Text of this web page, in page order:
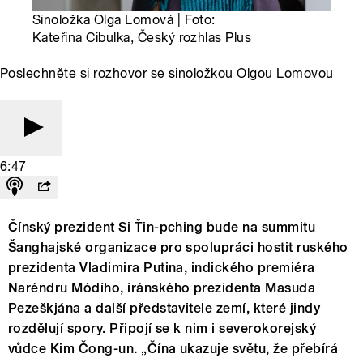
Sinoložka Olga Lomová | Foto:
Kateřina Cibulka, Český rozhlas Plus
Poslechněte si rozhovor se sinoložkou Olgou Lomovou
6:47
Čínský prezident Si Ťin-pching bude na summitu
Šanghajské organizace pro spolupráci hostit ruského
prezidenta Vladimira Putina, indického premiéra
Naréndru Módího, íránského prezidenta Masuda
Pezeškjána a další představitele zemí, které jindy
rozdělují spory. Připojí se k nim i severokorejský
vůdce Kim Čong-un. „Čína ukazuje světu, že přebírá